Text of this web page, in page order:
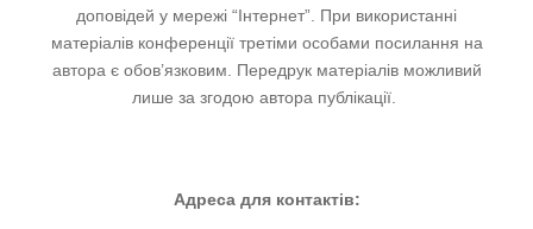
доповідей у мережі “Інтернет”. При використанні
матеріалів конференції третіми особами посилання на
автора є обов’язковим. Передрук матеріалів можливий
лише за згодою автора публікації.
Адреса для контактів: